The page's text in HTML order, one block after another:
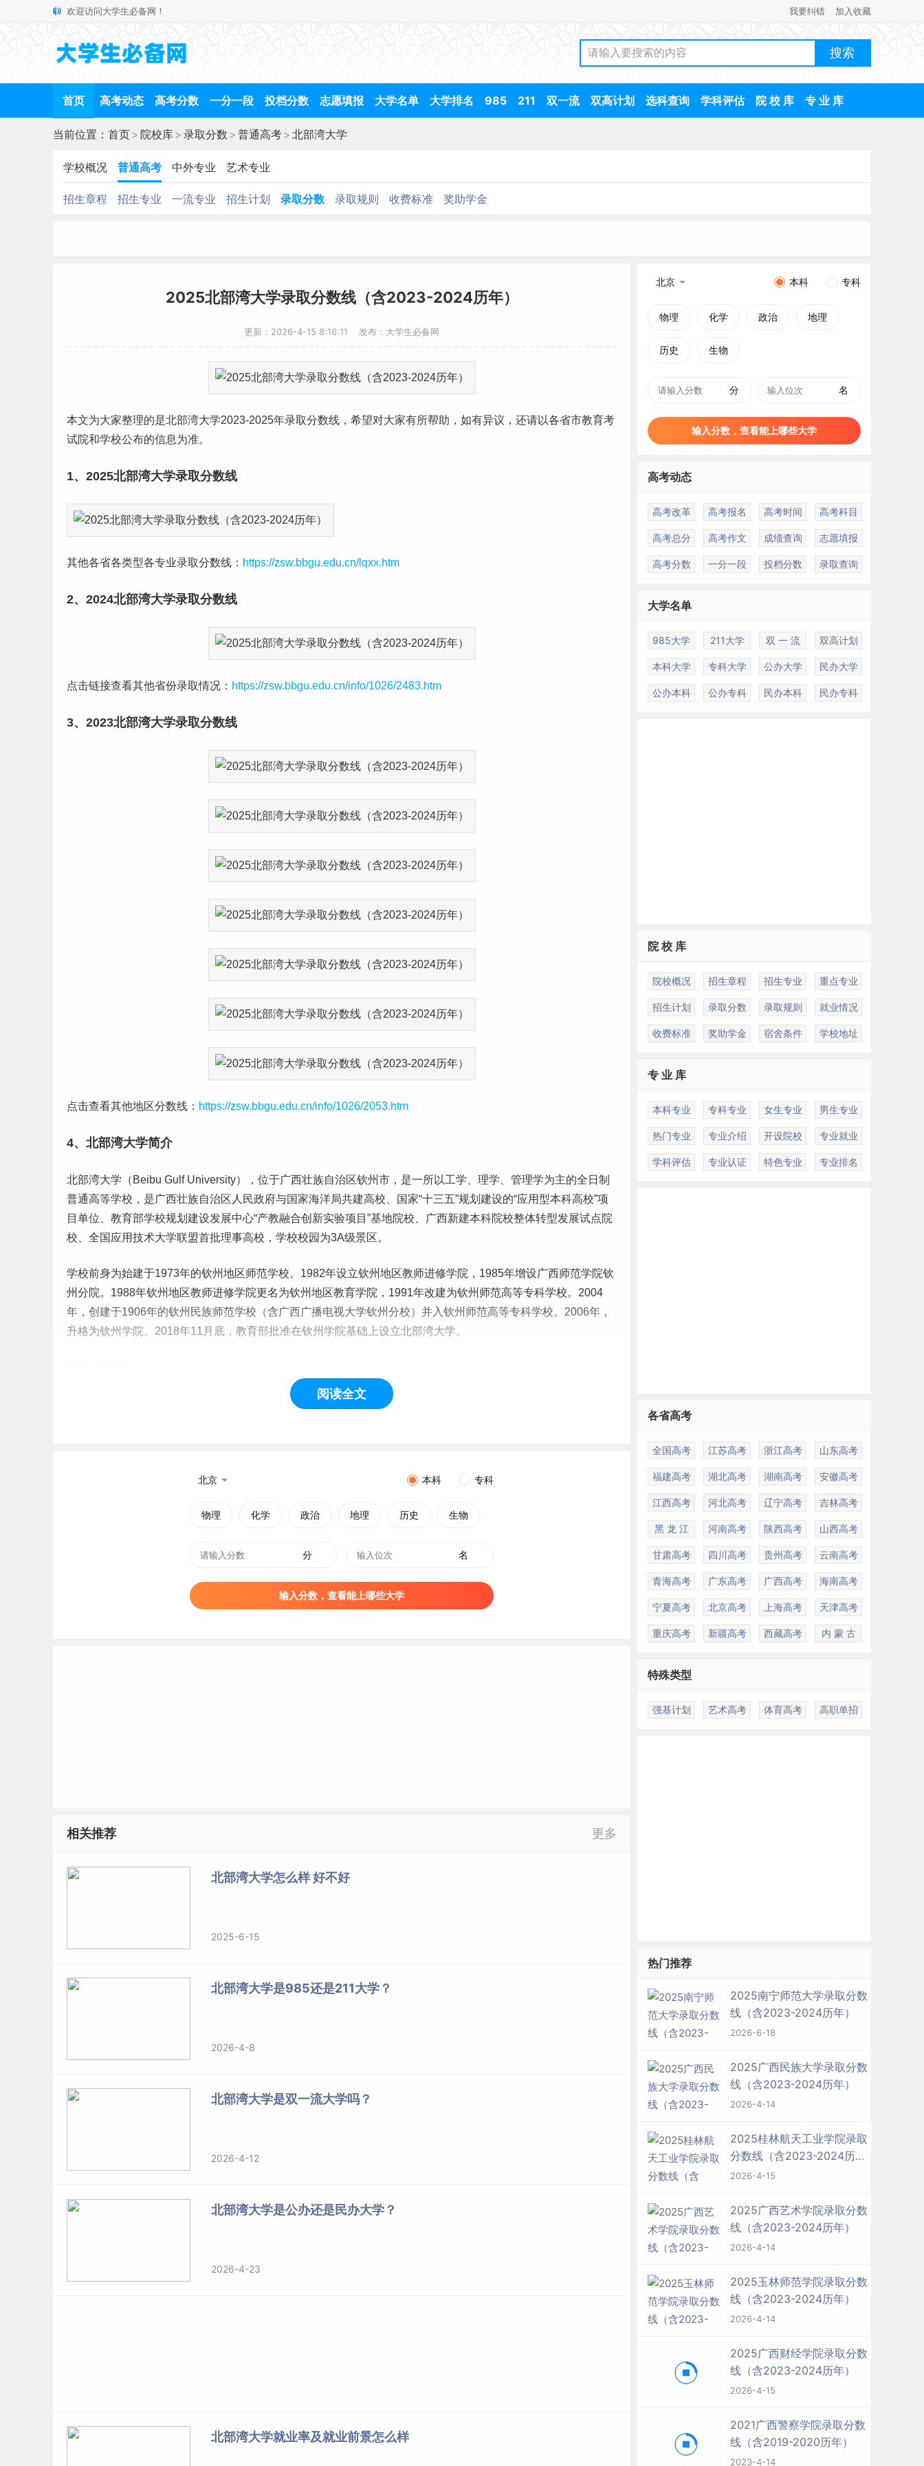
欢迎访问大学生必备网！ 我要纠错 加入收藏
首页 高考动态 高考分数 一分一段 投档分数 志愿填报 大学名单 大学排名 985 211 双一流 双高计划 选科查询 学科评估 院 校 库 专 业 库
当前位置： 首页> 院校库> 录取分数 > 普通高考> 北部湾大学
学校概况 普通高考 中外专业 艺术专业
招生章程 招生专业 一流专业 招生计划 录取分数 录取规则 收费标准 奖助学金
2025北部湾大学录取分数线（含2023-2024历年）
更新：2026-4-15 8:16:11 发布：大学生必备网
本文为大家整理的是北部湾大学2023-2025年录取分数线 ，希望对大家有所帮助，如有异议，还请以各省市教育考
试院和学校公布的信息为准。
1、2025北部湾大学录取分数线
其他各省各类型各专业录取分数线： https://zsw.bbgu.edu.cn/lqxx.htm
2、2024北部湾大学录取分数线
点击链接查看其他省份录取情况： https://zsw.bbgu.edu.cn/info/1026/2483.htm
3、2023北部湾大学录取分数线
点击查看其他地区分数线： https://zsw.bbgu.edu.cn/info/1026/2053.htm
4、北部湾大学简介
北部湾大学（Beibu Gulf University），位于广西壮族自治区钦州市，是一所以工学、理学、管理学为主的全日制
普通高等学校，是广西壮族自治区人民政府与国家海洋局共建高校、国家“十三五”规划建设的“应用型本科高校”项
目单位、教育部学校规划建设发展中心“产教融合创新实验项目”基地院校、广西新建本科院校整体转型发展试点院
校、全国应用技术大学联盟首批理事高校，学校校园为3A级景区。
学校前身为始建于1973年的钦州地区师范学校。1982年设立钦州地区教师进修学院，1985年增设广西师范学院钦
州分院。1988年钦州地区教师进修学院更名为钦州地区教育学院，1991年改建为钦州师范高等专科学校。2004
年，创建于1906年的钦州 民族师范学校（含广西广播电视大学钦州分校）并入钦州师范高等专科学校。2006年，
升格为钦州学院。2018年11月底，教育部批准在钦州学院基础上设立北部湾大学。
阅读全文
北京 本科 专科
物理 化学 政治 地理 历史 生物
分 名
输入分数，查看能上哪些大学
相关推荐 更多
北部湾大学怎么样 好不好
2025-6-15
北部湾大学是985还是211大学？
2026-4-8
北部湾大学是双一流大学吗？
2026-4-12
北部湾大学是公办还是民办大学？
2026-4-23
北部湾大学就业率及就业前景怎么样
北京 本科 专科
物理 化学 政治 地理
历史 生物
分 名
输入分数，查看能上哪些大学
高考动态
高考改革 高考报名 高考时间 高考科目
高考总分 高考作文 成绩查询 志愿填报
高考分数 一分一段 投档分数 录取查询
大学名单
985大学 211大学 双 一 流 双高计划
本科大学 专科大学 公办大学 民办大学
公办本科 公办专科 民办本科 民办专科
院 校 库
院校概况 招生章程 招生专业 重点专业
招生计划 录取分数 录取规则 就业情况
收费标准 奖助学金 宿舍条件 学校地址
专 业 库
本科专业 专科专业 女生专业 男生专业
热门专业 专业介绍 开设院校 专业就业
学科评估 专业认证 特色专业 专业排名
各省高考
全国高考 江苏高考 浙江高考 山东高考
福建高考 湖北高考 湖南高考 安徽高考
江西高考 河北高考 辽宁高考 吉林高考
黑 龙 江 河南高考 陕西高考 山西高考
甘肃高考 四川高考 贵州高考 云南高考
青海高考 广东高考 广西高考 海南高考
宁夏高考 北京高考 上海高考 天津高考
重庆高考 新疆高考 西藏高考 内 蒙 古
特殊类型
强基计划 艺术高考 体育高考 高职单招
热门推荐
2025南宁师范大学录取分数
线（含2023-2024历年）
2026-6-18
2025广西民族大学录取分数
线（含2023-2024历年）
2026-4-14
2025桂林航天工业学院录取
分数线（含2023-2024历
年）
2026-4-15
2025广西艺术学院录取分数
线（含2023-2024历年）
2026-4-14
2025玉林师范学院录取分数
线（含2023-2024历年）
2026-4-14
2025广西财经学院录取分数
线（含2023-2024历年）
2026-4-15
2021广西警察学院录取分数
线（含2019-2020历年）
2023-4-14